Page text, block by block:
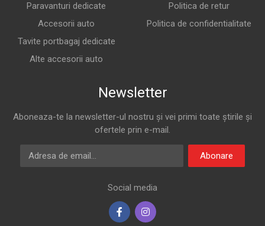
Paravanturi dedicate
Accesorii auto
Tavite portbagaj dedicate
Alte accesorii auto
Politica de retur
Politica de confidentialitate
Newsletter
Aboneaza-te la newsletter-ul nostru și vei primi toate știrile și
ofertele prin e-mail.
Adresa de email
Abonare
Social media